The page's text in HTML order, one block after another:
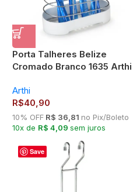
Porta Talheres Belize
Cromado Branco 1635 Arthi
Arthi
R$40,90
10% OFF R$ 36,81 no Pix/Boleto
10x de R$ 4,09 sem juros
Save